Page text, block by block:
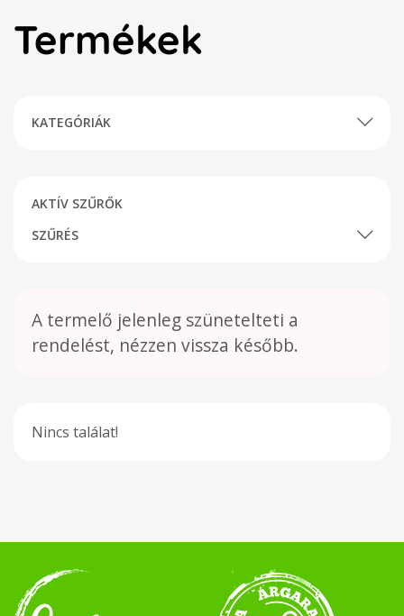
Termékek
KATEGÓRIÁK
AKTÍV SZŰRŐK
SZŰRÉS
A termelő jelenleg szünetelteti a
rendelést, nézzen vissza később.
Nincs találat!